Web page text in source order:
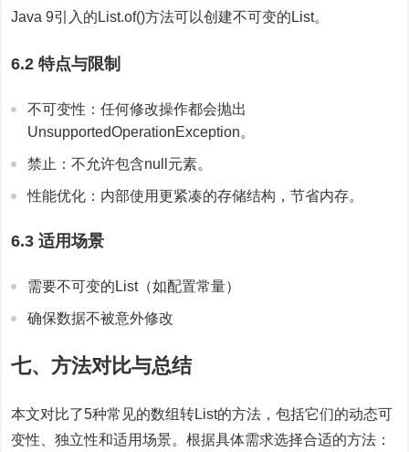
Java 9引入的List.of()方法可以创建不可变的List。
6.2 特点与限制
不可变性：任何修改操作都会抛出
UnsupportedOperationException。
禁止：不允许包含null元素。
性能优化：内部使用更紧凑的存储结构，节省内存。
6.3 适用场景
需要不可变的List（如配置常量）
确保数据不被意外修改
七、方法对比与总结
本文对比了5种常见的数组转List的方法，包括它们的动态可
变性、独立性和适用场景。根据具体需求选择合适的方法：